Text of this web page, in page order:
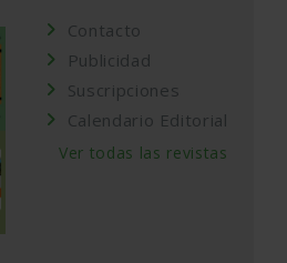
Contacto
Publicidad
Suscripciones
Calendario Editorial
Ver todas las revistas